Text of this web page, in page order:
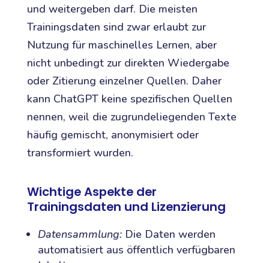
und weitergeben darf. Die meisten
Trainingsdaten sind zwar erlaubt zur
Nutzung für maschinelles Lernen, aber
nicht unbedingt zur direkten Wiedergabe
oder Zitierung einzelner Quellen. Daher
kann ChatGPT keine spezifischen Quellen
nennen, weil die zugrundeliegenden Texte
häufig gemischt, anonymisiert oder
transformiert wurden.
Wichtige Aspekte der
Trainingsdaten und Lizenzierung
Datensammlung:Die Daten werden
automatisiert aus öffentlich verfügbaren